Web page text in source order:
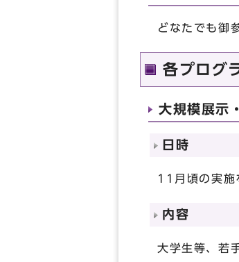
どなたでも御
各プログ
大規模展
日時
11月頃の実施
内容
大学生等、若